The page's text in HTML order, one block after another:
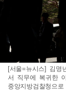
[서울=뉴시스] 김명
서 직무에 복귀한
중앙지방검찰청으